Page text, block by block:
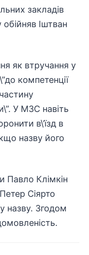
закладів
Іштван
як втручання у
компетенції
У МЗС навіть
в\’їзд в
назву його
Павло Клімкін
Сіярто
назву. Згодом